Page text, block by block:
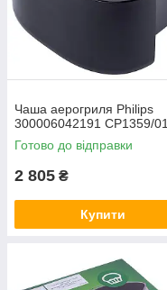
Чаша аерогриля Philips
300006042191 CP1359/01
Готово до відправки
2 805 ₴
Купити